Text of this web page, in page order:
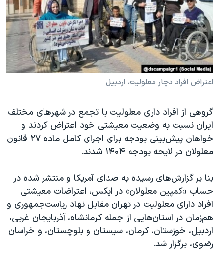
فرهنگ و زندگی
حقوق شهروندی
اقتصادی
علم و فناوری
اسرائیل در جنگ
آرشیو پخش زنده
مستندها
انتخابات ریاست جمهوری آمریکا ۲۰۲۴
حمله جمهوری اسلامی به اسرائیل
رمز مهسا
ورزش زنان در ایران
مجموعه مستندهای دادخواهی
تریبونال مردمی آبان ۹۸
دادگاه حمید نوری
قانون شفافیت دارائی کادر رهبری ایران
اعتراضات مردمی آبان ۹۸
اسرائیل در جنگ
نرگس محمدی برنده جایزه نوبل صلح
دنبال کنید
زبانهای مختلف
اعتراض افراد دچار معلولیت، اردبیل
گروهی از افراد داری معلولیت با تجمع در شهرهای مختلف
ایران نسبت به وضعیت معیشتی خود اعتراض کردند و
خواهان پیش‌بینی بودجه برای اجرای کامل ماده ۲۷ قانون
معلولان در لایحه بودجه ۱۴۰۴ شدند.
بنا بر گزارش‌های رسیده به صدای آمریکا و منتشر شده در
حساب «کمپین معلولان» در ایکس، اعتراضات معیشتی
افراد دارای معلولیت در تهران مقابل نهاد ریاست‌جمهوری و
هم‌زمان در استان‌هایی از جمله کرمانشاه، آذربایجان غربی،
اردبیل، خوزستان، کرمان، سیستان و بلوچستان، و خراسان
رضوی،‌ برگزار شد.